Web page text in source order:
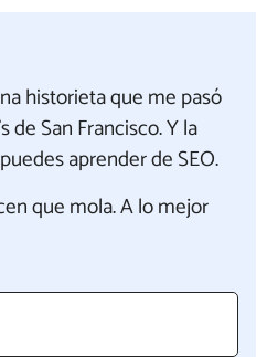
historieta que me pasó
de San Francisco. Y la
aprender de SEO.
que mola. A lo mejor